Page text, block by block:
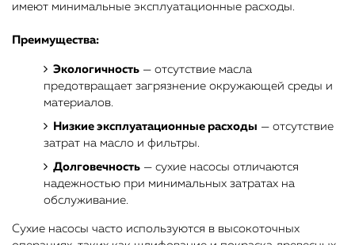
имеют минимальные эксплуатационные расходы.
Преимущества:
Экологичность — отсутствие масла
предотвращает загрязнение окружающей среды и
материалов.
Низкие эксплуатационные расходы — отсутствие
затрат на масло и фильтры.
Долговечность — сухие насосы отличаются
надежностью при минимальных затратах на
обслуживание.
Сухие насосы часто используются в высокоточных